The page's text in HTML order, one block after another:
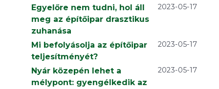
Egyelőre nem tudni, hol áll
meg az építőipar drasztikus
zuhanása
2023-05-17
Mi befolyásolja az építőipar
teljesítményét?
2023-05-17
Nyár közepén lehet a
mélypont: gyengélkedik az
2023-05-17